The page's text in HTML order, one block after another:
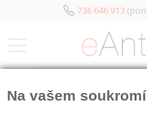
736 646 913
Na vašem